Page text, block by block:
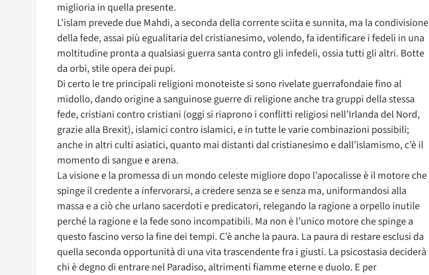
miglioria in quella presente.
L’islam prevede due Mahdi, a seconda della corrente sciita e sunnita, ma la condivisione
della fede, assai più egualitaria del cristianesimo, volendo, fa identificare i fedeli in una
moltitudine pronta a qualsiasi guerra santa contro gli infedeli, ossia tutti gli altri. Botte
da orbi, stile opera dei pupi.
Di certo le tre principali religioni monoteiste si sono rivelate guerrafondaie fino al
midollo, dando origine a sanguinose guerre di religione anche tra gruppi della stessa
fede, cristiani contro cristiani (oggi si riaprono i conflitti religiosi nell’Irlanda del Nord,
grazie alla Brexit), islamici contro islamici, e in tutte le varie combinazioni possibili;
anche in altri culti asiatici, quanto mai distanti dal cristianesimo e dall’islamismo, c’è il
momento di sangue e arena.
La visione e la promessa di un mondo celeste migliore dopo l’apocalisse è il motore che
spinge il credente a infervorarsi, a credere senza se e senza ma, uniformandosi alla
massa e a ciò che urlano sacerdoti e predicatori, relegando la ragione a orpello inutile
perché la ragione e la fede sono incompatibili. Ma non è l’unico motore che spinge a
questo fascino verso la fine dei tempi. C’è anche la paura. La paura di restare esclusi da
quella seconda opportunità di una vita trascendente fra i giusti. La psicostasia deciderà
chi è degno di entrare nel Paradiso, altrimenti fiamme eterne e duolo. E per